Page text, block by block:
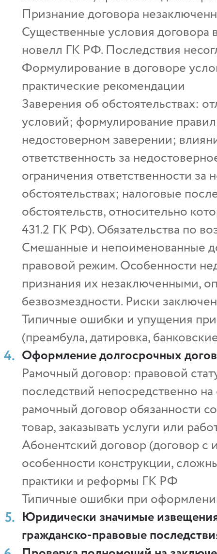
Признание договора
Существенные условия договора
новелл ГК РФ. Последствия
Формулирование в договоре
практические рекомендации
Заверения об обстоятельствах:
условий; формулирование
недостоверном заверении;
ответственность за
ограничения ответственности
обстоятельствах; налоговые
обстоятельств, относительно
431.2 ГК РФ). Обязательства по
Смешанные и непоименованные
правовой режим. Особенности
признания их незаключенными,
безвозмездности. Риски
Типичные ошибки и упущения
(преамбула, датировка,
Оформление долгосрочных
Рамочный договор: правовой
последствий непосредственно
рамочный договор обязанности
товар, заказывать услуги или
Абонентский договор (договор
особенности конструкции,
практики и реформы ГК РФ
Типичные ошибки при
Юридически значимые
гражданско-правовые